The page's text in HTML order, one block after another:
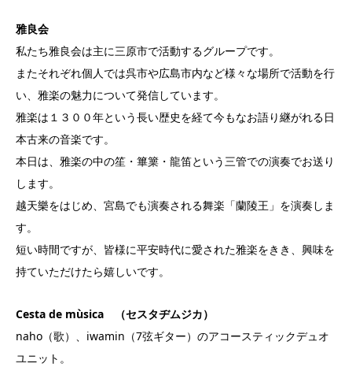
雅良会
私たち雅良会は主に三原市で活動するグループです。
またそれぞれ個人では呉市や広島市内など様々な場所で活動を行
い、雅楽の魅力について発信しています。
雅楽は１３００年という長い歴史を経て今もなお語り継がれる日
本古来の音楽です。
本日は、雅楽の中の笙・篳篥・龍笛という三管での演奏でお送り
します。
越天樂をはじめ、宮島でも演奏される舞楽「蘭陵王」を演奏しま
す。
短い時間ですが、皆様に平安時代に愛された雅楽をきき、興味を
持ていただけたら嬉しいです。
Cesta de mùsica （セスタヂムジカ）
naho（歌）、iwamin（7弦ギター）のアコースティックデュオ
ユニット。